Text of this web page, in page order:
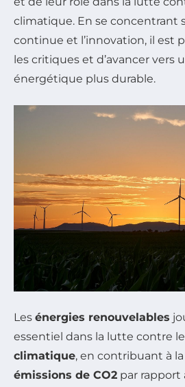
climatique. En se concentrant
continue et l’innovation, il est
les critiques et d’avancer vers
énergétique plus durable.
Les énergies renouvelables
essentiel dans la lutte contre le
climatique, en contribuant à
émissions de CO2 par rapport